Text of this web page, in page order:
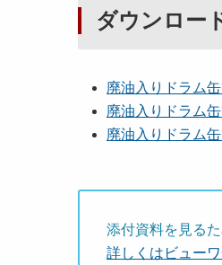
ダウンロー
廃油入りドラム
廃油入りドラム
廃油入りドラム
添付資料を見る
詳しくはビュー